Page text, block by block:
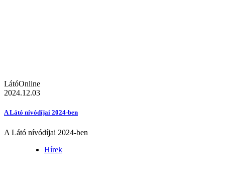
LátóOnline
2024.12.03
A Látó nívódíjai 2024-ben
A Látó nívódíjai 2024-ben
Hírek